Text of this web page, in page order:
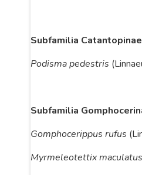
Subfamilia
Podisma pedestris
Subfamilia
Gomphocerippus rufus
Myrmeleotettix maculatus